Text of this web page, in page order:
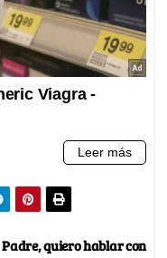
Padre, quiero hablar con